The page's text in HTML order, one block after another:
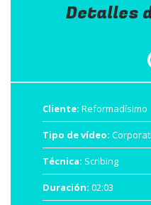
Detalles
Cliente: Reformadísimo
Tipo de vídeo:
Técnica: Scribing
Duración: 02:03